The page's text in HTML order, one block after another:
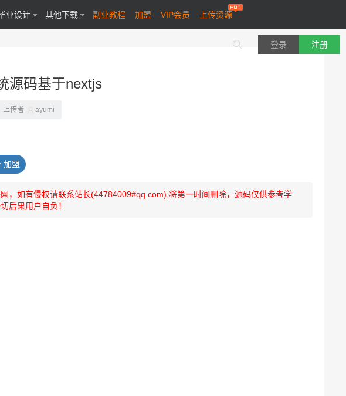
业设计 其他下载 副业教程 加盟 VIP会员 上传资源
登录 注册
源码基于nextjs
上传者 ayumi
加盟
，如有侵权请联系站长(44784009#qq.com),将第一时间删除，源码仅供参考学
后果用户自负！